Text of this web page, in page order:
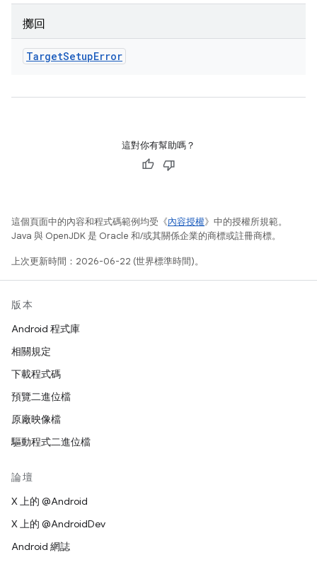
擲回
TargetSetupError
這對你有幫助嗎？
這個頁面中的內容和程式碼範例均受《內容授權》中的授權所規範。
Java 與 OpenJDK 是 Oracle 和/或其關係企業的商標或註冊商標。
上次更新時間：2026-06-22 (世界標準時間)。
版本
Android 程式庫
相關規定
下載程式碼
預覽二進位檔
原廠映像檔
驅動程式二進位檔
論壇
X 上的 @Android
X 上的 @AndroidDev
Android 網誌